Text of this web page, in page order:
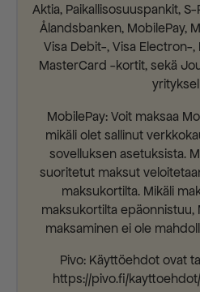
Aktia, Paikallisosuuspankit,
Ålandsbanken, MobilePay,
Visa Debit-, Visa Electron-
MasterCard -kortit, sekä
MobilePay: Voit maksaa
mikäli olet sallinut
sovelluksen asetuksista.
suoritetut maksut
maksukortilta. Mikäli
maksukortilta epäonnistuu,
maksaminen ei ole
Pivo: Käyttöehdot ovat
https://pivo.fi/